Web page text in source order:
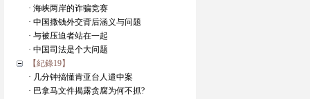
· 海峡两岸的诈骗竞赛
· 中国撒钱外交背后涵义与问题
· 与被压迫者站在一起
· 中国司法是个大问题
【紀錄19】
· 几分钟搞懂肯亚台人遣中案
· 巴拿马文件揭露贪腐为何不抓?